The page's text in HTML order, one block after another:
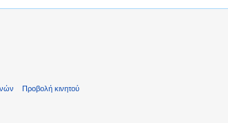
Προβολή κινητού